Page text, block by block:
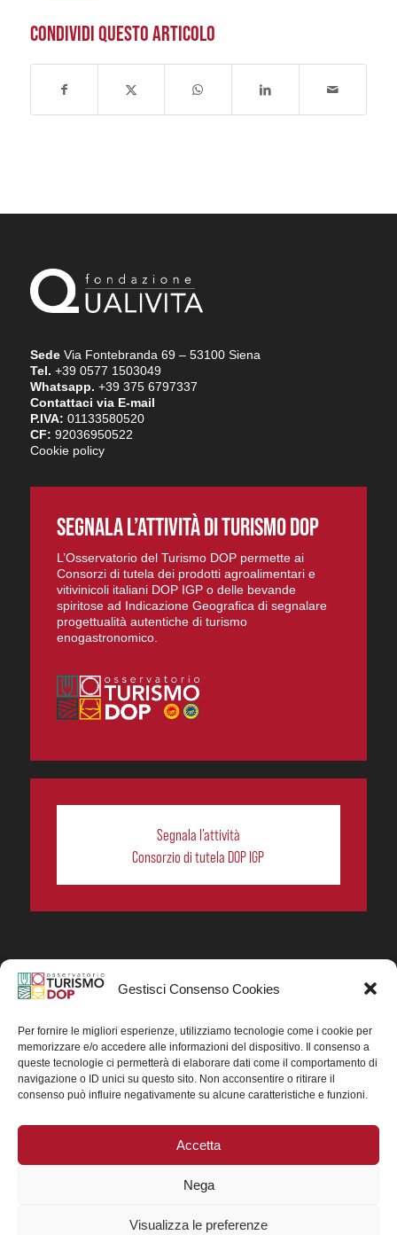
Gestisci Consenso Cookies
Per fornire le migliori esperienze, utilizziamo tecnologie come i cookie per
memorizzare e/o accedere alle informazioni del dispositivo. Il consenso a
queste tecnologie ci permetterà di elaborare dati come il comportamento di
navigazione o ID unici su questo sito. Non acconsentire o ritirare il
consenso può influire negativamente su alcune caratteristiche e funzioni.
Accetta
Nega
Visualizza le preferenze
CONDIVIDI QUESTO ARTICOLO
SedeVia Fontebranda 69 – 53100 Siena
Tel. +39 0577 1503049
Whatsapp. +39 375 6797337
Contattaci via E-mail
P.IVA: 01133580520
CF: 92036950522
Cookie policy
SEGNALA L’ATTIVITÀ DI TURISMO DOP
L’Osservatorio del Turismo DOP permette ai
Consorzi di tutela dei prodotti agroalimentari e
vitivinicoli italiani DOP IGP o delle bevande
spiritose ad Indicazione Geografica di segnalare
progettualità autentiche di turismo
enogastronomico.
Segnala l’attività
Consorzio di tutela DOP IGP
In collaborazione ORIGIN ITALIA.
del turismo enogastronomico dei prodotti DOP IGP
italiani.
Concessione contributo MASAF DM n. 0311719 del
15/06/2023
Concessione contributo MASAF, DM n. 0016662 del
15/01/2025 (CUP J88H24002560007)